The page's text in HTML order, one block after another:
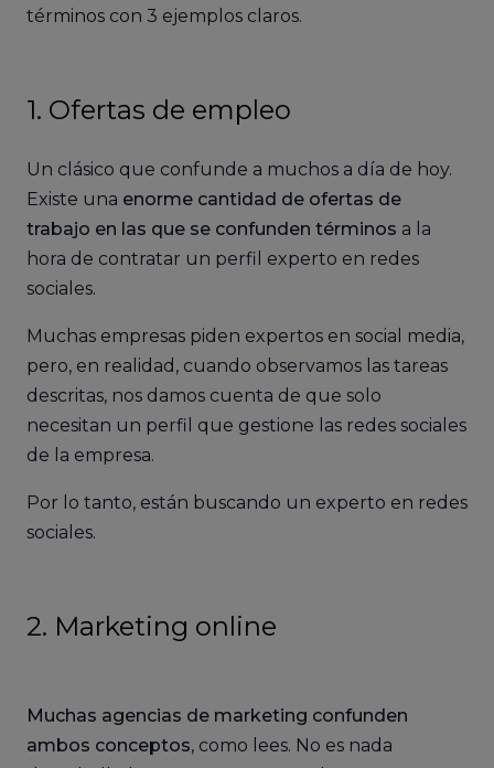
términos con 3 ejemplos claros.
1. Ofertas de empleo
Un clásico que confunde a muchos a día de hoy.
Existe una enorme cantidad de ofertas de
trabajo en las que se confunden términos a la
hora de contratar un perfil experto en redes
sociales.
Muchas empresas piden expertos en social media,
pero, en realidad, cuando observamos las tareas
descritas, nos damos cuenta de que solo
necesitan un perfil que gestione las redes sociales
de la empresa.
Por lo tanto, están buscando un experto en redes
sociales.
2. Marketing online
Muchas agencias de marketing confunden
ambos conceptos, como lees. No es nada